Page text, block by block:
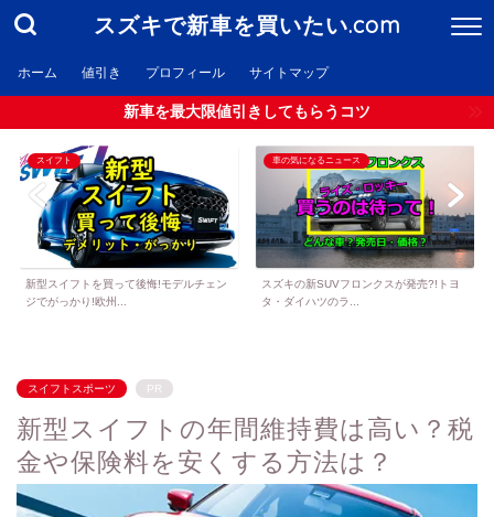
スズキで新車を買いたい.com
ホーム 値引き プロフィール サイトマップ
新車を最大限値引きしてもらうコツ
スイフト
新型スイフトを買って後悔!モデルチェン
ジでがっかり!欧州...
車の気になるニュース
スズキの新SUVフロンクスが発売?!トヨ
タ・ダイハツのラ...
スイフトスポーツ PR
新型スイフトの年間維持費は高い？税
金や保険料を安くする方法は？